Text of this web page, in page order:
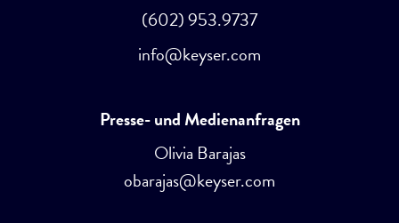
(602) 953.9737
info@keyser.com
Presse- und Medienanfragen
Olivia Barajas
obarajas@keyser.com